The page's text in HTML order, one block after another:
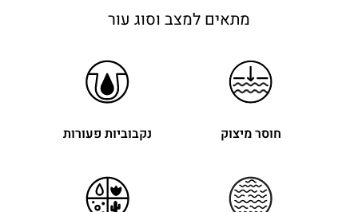
מתאים למצב וסוג עור
חוסר מיצוק נקבוביות פעורות